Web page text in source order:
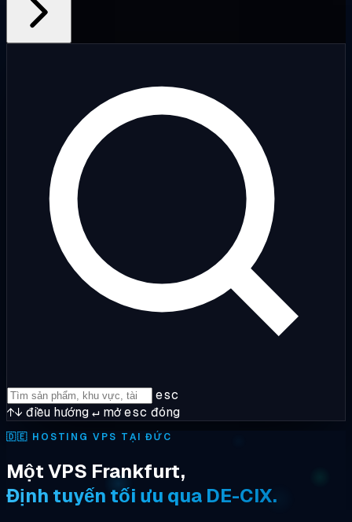
esc
↑↓ điều hướng↵ mởesc đóng
🇩🇪 HOSTING VPS TẠI ĐỨC
Một VPS Frankfurt,
Định tuyến tối ưu qua DE-CIX.